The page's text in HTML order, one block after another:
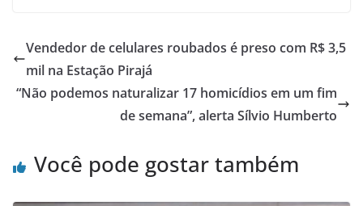
Vendedor de celulares roubados é preso com R$ 3,5
mil na Estação Pirajá
“Não podemos naturalizar 17 homicídios em um fim
de semana”, alerta Sílvio Humberto
Você pode gostar também